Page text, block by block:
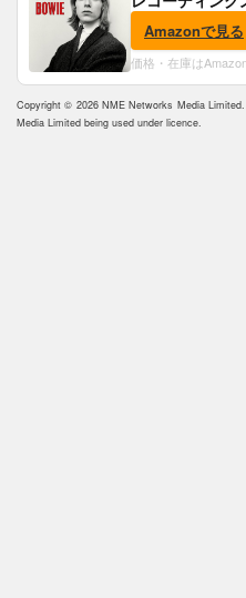
ャケ付)
Amazonで見る
価格・在庫は
Copyright © 2026 NME Networks Media
Media Limited being used under licence.